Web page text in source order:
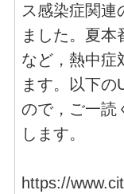
ス感染症関連
ました。夏本
など，熱中症
ます。以下の
ので，ご一読
します。
https://